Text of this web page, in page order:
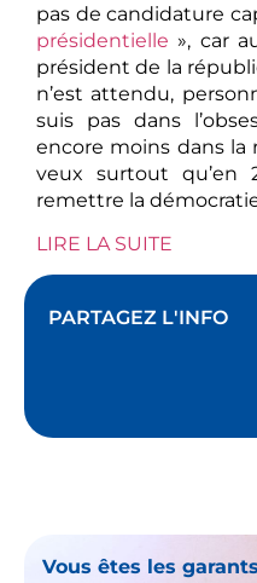
pas de candidature
présidentielle
», car
président de la
n’est attendu,
suis pas dans
encore moins dans la
veux surtout qu’en
remettre la
LIRE LA SUITE
PARTAGEZ L'INFO
Vous êtes les garants